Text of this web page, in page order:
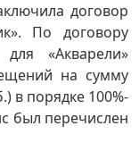
договор
По договору
«Акварели»
на сумму
в порядке 100%-
был перечислен